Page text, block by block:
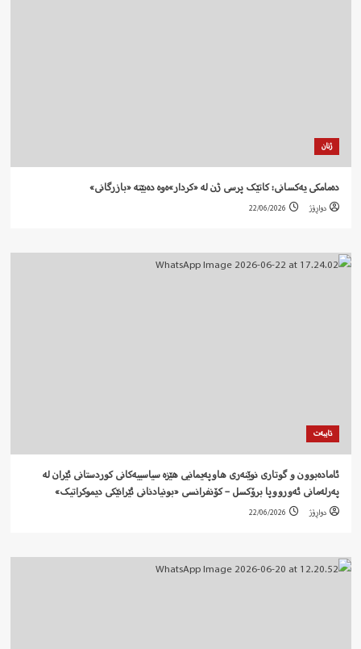
ژنان
دەمامکی یەکسانی: کاتێک پرسی ژن لە «کردار»ەوە دەبێتە «بازرگانی»
دواڕۆژ 22/06/2026
تایبەت
ئامادەبوون و گوتاری نوێنەری هاوپەیمانیی هێزە سیاسییەکانی کوردستانی ئێران لە
پەرلەمانی ئەورووپا برۆکسل – کۆنفرانسی «بونیادنانی ئێرانێکی دیموکراتیک»
دواڕۆژ 22/06/2026